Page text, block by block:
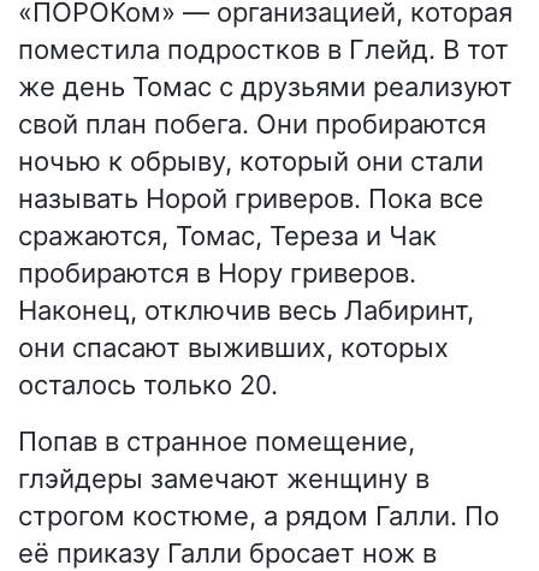
«ПОРОКом» — организацией, которая
поместила подростков в Глейд. В тот
же день Томас с друзьями реализуют
свой план побега. Они пробираются
ночью к обрыву, который они стали
называть Норой гриверов. Пока все
сражаются, Томас, Тереза и Чак
пробираются в Нору гриверов.
Наконец, отключив весь Лабиринт,
они спасают выживших, которых
осталось только 20.
Попав в странное помещение,
глэйдеры замечают женщину в
строгом костюме, а рядом Галли. По
её приказу Галли бросает нож в